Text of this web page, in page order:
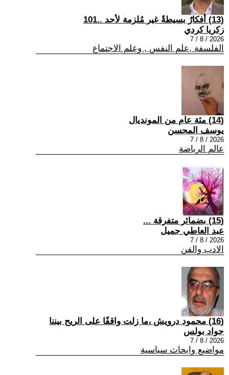
(13) أفكارٌ بسيطةٌ غير مُلزمة لأحد ..101
زكريا كردي
2026 / 8 / 7
الفلسفة ,علم النفس , وعلم الاجتماع
(14) مئة عام من المونديال
يوسف المحسن
2026 / 8 / 7
عالم الرياضة
(15) بضمائر متفرقة ...
عبد العاطي جميل
2026 / 8 / 7
الادب والفن
(16) محمود درويش ،ما زلت واقفًا على الريح بيننا
جواد بولس
2026 / 8 / 7
مواضيع وابحاث سياسية